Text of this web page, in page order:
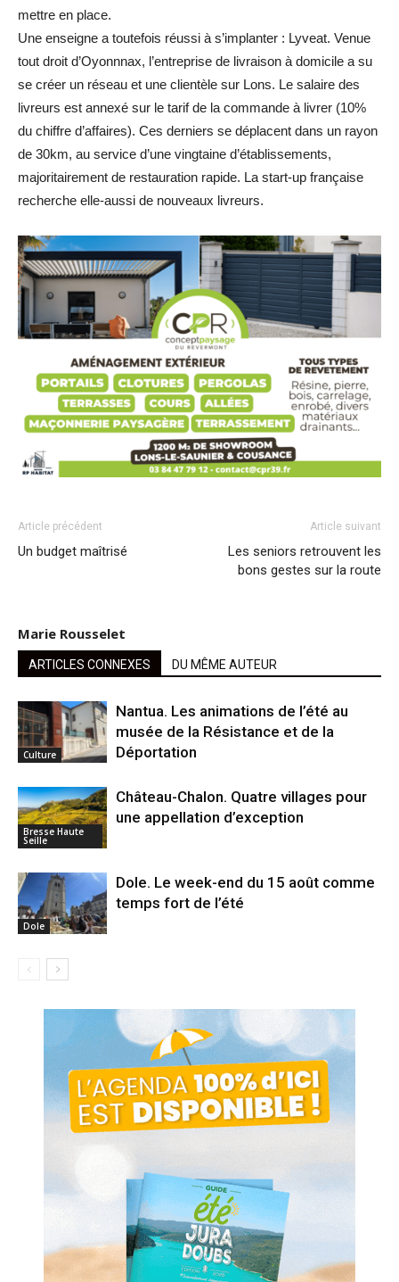
mettre en place.
Une enseigne a toutefois réussi à s’implanter : Lyveat. Venue
tout droit d’Oyonnnax, l’entreprise de livraison à domicile a su
se créer un réseau et une clientèle sur Lons. Le salaire des
livreurs est annexé sur le tarif de la commande à livrer (10%
du chiffre d’affaires). Ces derniers se déplacent dans un rayon
de 30km, au service d’une vingtaine d’établissements,
majoritairement de restauration rapide. La start-up française
recherche elle-aussi de nouveaux livreurs.
Article précédent
Un budget maîtrisé
Article suivant
Les seniors retrouvent les
bons gestes sur la route
Marie Rousselet
ARTICLES CONNEXES DU MÊME AUTEUR
Culture
Nantua. Les animations de l’été au
musée de la Résistance et de la
Déportation
Bresse Haute
Seille
Château-Chalon. Quatre villages pour
une appellation d’exception
Dole
Dole. Le week-end du 15 août comme
temps fort de l’été